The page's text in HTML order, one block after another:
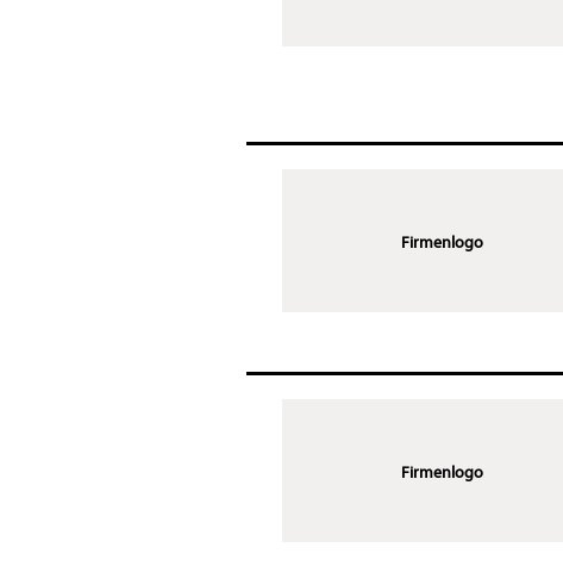
Firmenlogo
Firmenlogo